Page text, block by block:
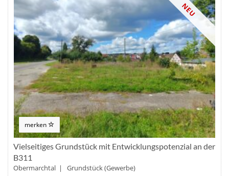
NEU
merken
Vielseitiges Grundstück mit Entwicklungspotenzial an der
B311
Obermarchtal | Grundstück (Gewerbe)